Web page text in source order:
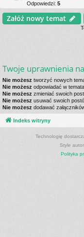
Odpowiedzi: 5
Załóż nowy temat
Twoje uprawnienia
Nie możesz tworzyć nowych
Nie możesz odpowiadać w
Nie możesz zmieniać swoich
Nie możesz usuwać swoich
Nie możesz dodawać
Indeks witryny
Technologię
Style
Polityka